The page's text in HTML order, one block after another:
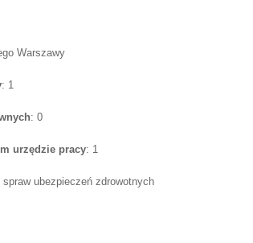
Warszawy
: 1
: 0
urzędzie pracy: 1
ubezpieczeń zdrowotnych